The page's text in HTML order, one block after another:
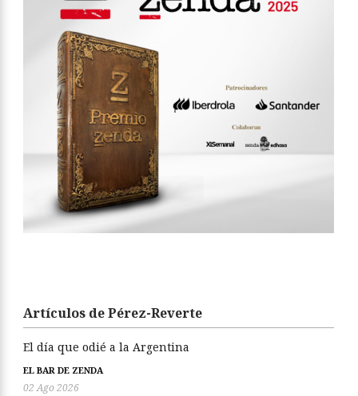
Artículos de Pérez-Reverte
El día que odié a la Argentina
EL BAR DE ZENDA
02 Ago 2026